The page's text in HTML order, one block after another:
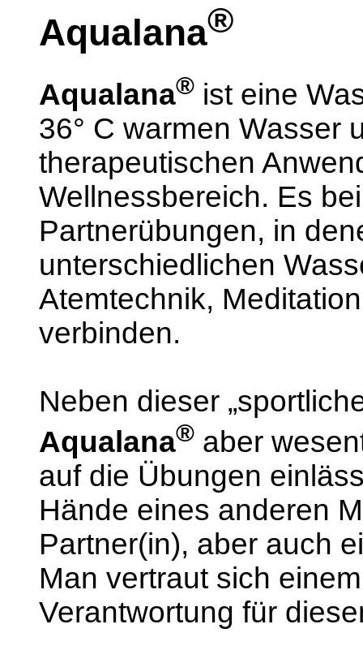
Aqualana®
Aqualana® ist eine
36° C warmen Wasser
therapeutischen
Wellnessbereich. Es
Partnerübungen, in
unterschiedlichen
Atemtechnik,
verbinden.
Neben dieser
Aqualana® aber
auf die Übungen
Hände eines anderen
Partner(in), aber auch
Man vertraut sich
Verantwortung für